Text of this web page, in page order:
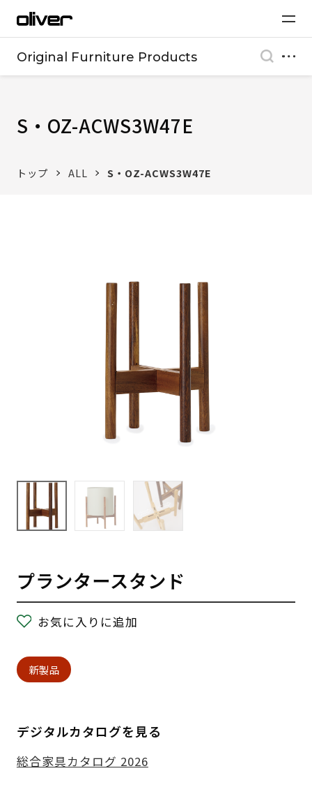
Original Furniture Products
S・OZ-ACWS3W47E
トップ ALL S・OZ-ACWS3W47E
プランタースタンド
お気に入りに追加
新製品
デジタルカタログを見る
総合家具カタログ 2026